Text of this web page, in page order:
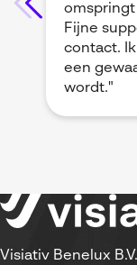
Fijne
contact.
een
wordt."
Visiativ Benelux B.V.